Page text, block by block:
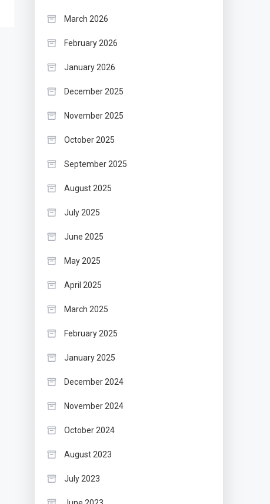
March 2026
February 2026
January 2026
December 2025
November 2025
October 2025
September 2025
August 2025
July 2025
June 2025
May 2025
April 2025
March 2025
February 2025
January 2025
December 2024
November 2024
October 2024
August 2023
July 2023